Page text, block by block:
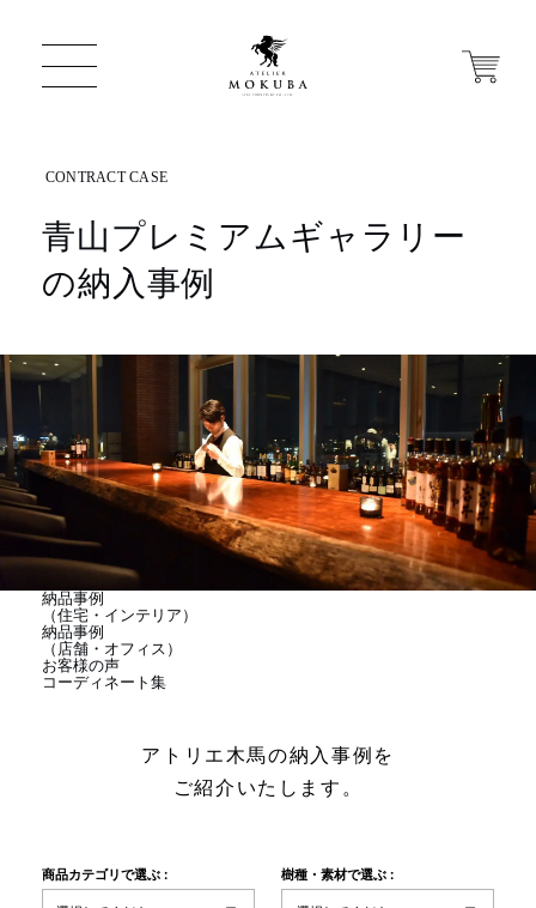
ONLINE STORE
店舗から探す
一枚板 ATELIER MOKUBA HOME
MOKUBA について
商品情報
直営店
全商品一覧
青山プレミアムギャラリー
の納入事例
納品事例
（住宅・インテリア）
納品事例
（店舗・オフィス）
お客様の声
コーディネート集
アトリエ木馬の納入事例を
ご紹介いたします。
商品カテゴリで選ぶ : 樹種・素材で選ぶ :